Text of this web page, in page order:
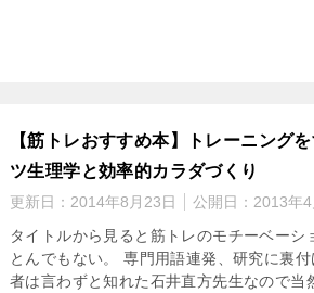
【筋トレおすすめ本】トレーニング
ツ生理学と効率的カラダづくり
更新日： 2014年8月23日 公開日： 2013年4
タイトルから見ると筋トレのモチーベー
とんでもない。 専門用語連発、研究に裏
者は言わずと知れた石井直方先生なので